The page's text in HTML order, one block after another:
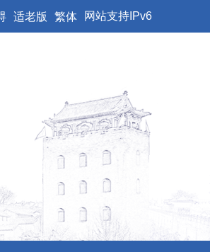
适老版 繁体 网站支持IPv6